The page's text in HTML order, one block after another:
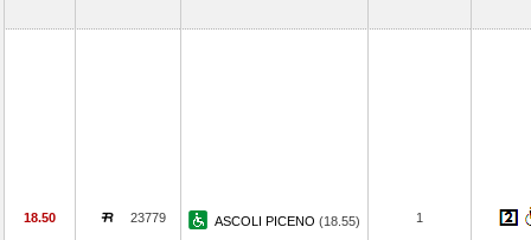
18.50 23779 ASCOLI PICENO (18.55) 1